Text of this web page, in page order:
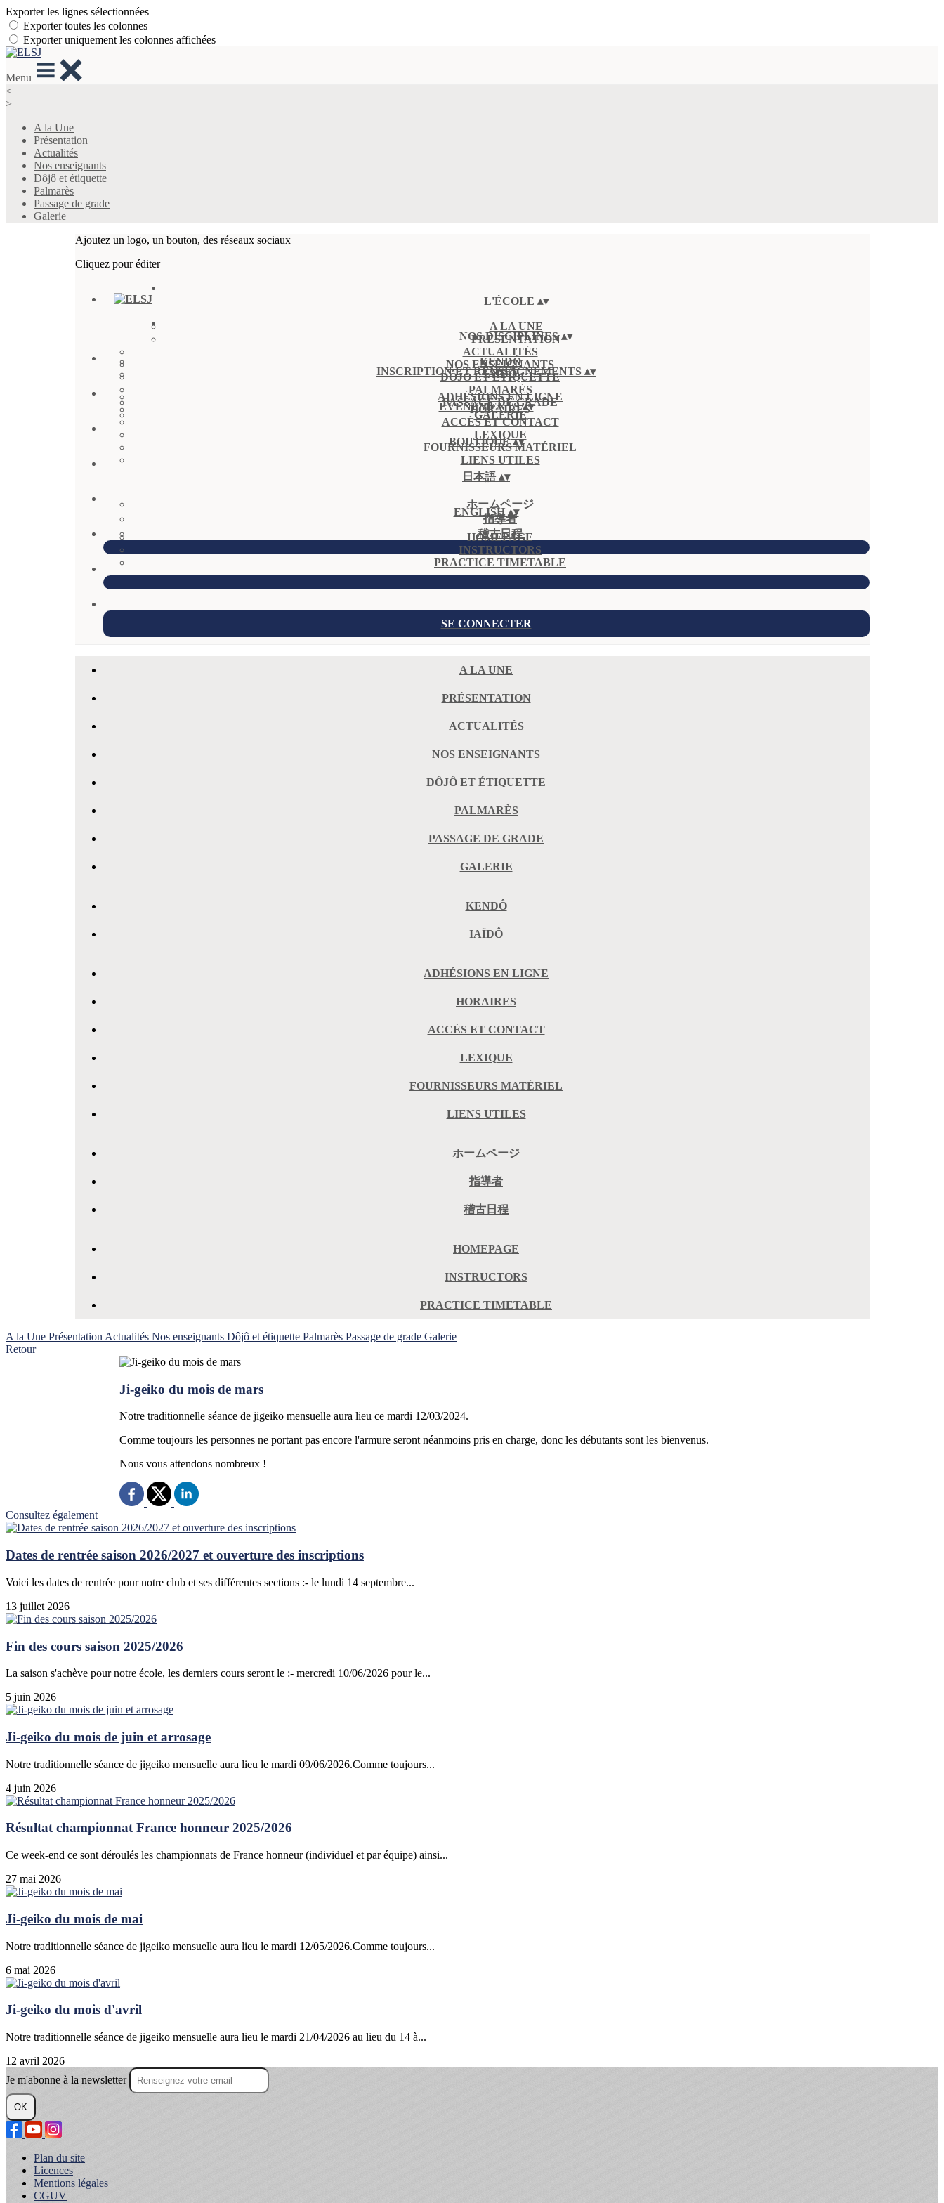
Exporter les lignes sélectionnées
Exporter toutes les colonnes
Exporter uniquement les colonnes affichées
Menu
<
>
A la Une
Présentation
Actualités
Nos enseignants
Dôjô et étiquette
Palmarès
Passage de grade
Galerie
Ajoutez un logo, un bouton, des réseaux sociaux
Cliquez pour éditer
L'ÉCOLE ▴▾
A LA UNE
PRÉSENTATION
ACTUALITÉS
NOS ENSEIGNANTS
DÔJÔ ET ÉTIQUETTE
PALMARÈS
PASSAGE DE GRADE
GALERIE
NOS DISCIPLINES▴▾
KENDÔ
IAÏDÔ
INSCRIPTION ET RENSEIGNEMENTS ▴▾
ADHÉSIONS EN LIGNE
HORAIRES
ACCÈS ET CONTACT
LEXIQUE
FOURNISSEURS MATÉRIEL
LIENS UTILES
ÉVÈNEMENTS▴▾
BOUTIQUE▴▾
日本語▴▾
ホームページ
指導者
稽古日程
ENGLISH▴▾
HOMEPAGE
INSTRUCTORS
PRACTICE TIMETABLE
SE CONNECTER
A LA UNE
PRÉSENTATION
ACTUALITÉS
NOS ENSEIGNANTS
DÔJÔ ET ÉTIQUETTE
PALMARÈS
PASSAGE DE GRADE
GALERIE
KENDÔ
IAÏDÔ
ADHÉSIONS EN LIGNE
HORAIRES
ACCÈS ET CONTACT
LEXIQUE
FOURNISSEURS MATÉRIEL
LIENS UTILES
ホームページ
指導者
稽古日程
HOMEPAGE
INSTRUCTORS
PRACTICE TIMETABLE
A la Une Présentation Actualités Nos enseignants Dôjô et étiquette Palmarès Passage de grade Galerie
Retour
Ji-geiko du mois de mars
Notre traditionnelle séance de jigeiko mensuelle aura lieu ce mardi 12/03/2024.
Comme toujours les personnes ne portant pas encore l'armure seront néanmoins pris en charge, donc les débutants sont les bienvenus.
Nous vous attendons nombreux !
Consultez également
Dates de rentrée saison 2026/2027 et ouverture des inscriptions
Voici les dates de rentrée pour notre club et ses différentes sections :- le lundi 14 septembre...
13 juillet 2026
Fin des cours saison 2025/2026
La saison s'achève pour notre école, les derniers cours seront le :- mercredi 10/06/2026 pour le...
5 juin 2026
Ji-geiko du mois de juin et arrosage
Notre traditionnelle séance de jigeiko mensuelle aura lieu le mardi 09/06/2026.Comme toujours...
4 juin 2026
Résultat championnat France honneur 2025/2026
Ce week-end ce sont déroulés les championnats de France honneur (individuel et par équipe) ainsi...
27 mai 2026
Ji-geiko du mois de mai
Notre traditionnelle séance de jigeiko mensuelle aura lieu le mardi 12/05/2026.Comme toujours...
6 mai 2026
Ji-geiko du mois d'avril
Notre traditionnelle séance de jigeiko mensuelle aura lieu le mardi 21/04/2026 au lieu du 14 à...
12 avril 2026
Je m'abonne à la newsletter
OK
Plan du site
Licences
Mentions légales
CGUV